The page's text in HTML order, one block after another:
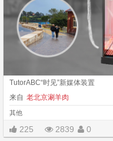
TutorABC“时见”新媒体装置
来自 老北京涮羊肉
其他
225 2839 0